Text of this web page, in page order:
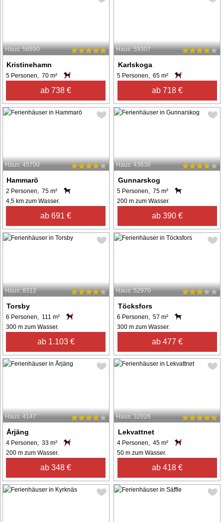
Haus: 56890
Kristinehamn
5 Personen, 70 m²
ab 738 €
Haus: 59307
Karlskoga
5 Personen, 65 m²
ab 718 €
Haus: 45700
Hammarö
2 Personen, 75 m²
4,5 km zum Wasser.
ab 691 €
Haus: 43636
Gunnarskog
5 Personen, 75 m²
200 m zum Wasser.
ab 390 €
Haus: 8312
Torsby
6 Personen, 111 m²
300 m zum Wasser.
ab 1.103 €
Haus: 52970
Töcksfors
6 Personen, 57 m²
300 m zum Wasser.
ab 477 €
Haus: 4147
Årjäng
4 Personen, 33 m²
200 m zum Wasser.
ab 348 €
Haus: 32026
Lekvattnet
4 Personen, 45 m²
50 m zum Wasser.
ab 418 €